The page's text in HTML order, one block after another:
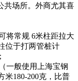
共场所。外商尤其喜
常规 6米柱距拉大
位于打两管桩计
般使用上海宝钢
米180-200克，比普